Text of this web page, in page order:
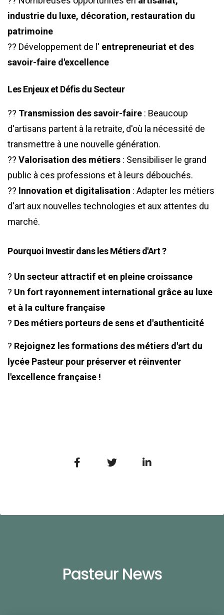
industrie du luxe, décoration, restauration du
patrimoine
?? Développement de l' entrepreneuriat et des
savoir-faire d'excellence
Les Enjeux et Défis du Secteur
?? Transmission des savoir-faire : Beaucoup
d'artisans partent à la retraite, d'où la nécessité de
transmettre à une nouvelle génération.
?? Valorisation des métiers : Sensibiliser le grand
public à ces professions et à leurs débouchés.
?? Innovation et digitalisation : Adapter les métiers
d'art aux nouvelles technologies et aux attentes du
marché.
Pourquoi Investir dans les Métiers d'Art ?
? Un secteur attractif et en pleine croissance
? Un fort rayonnement international grâce au luxe
et à la culture française
? Des métiers porteurs de sens et d'authenticité
? Rejoignez les formations des métiers d'art du
lycée Pasteur pour préserver et réinventer
l'excellence française !
Pasteur News